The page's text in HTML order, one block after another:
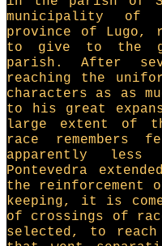
municipality
province of Lugo,
to give to the
parish. After
reaching the
characters as as
to his great
large extent of
race remembers
apparently
Pontevedra
the
keeping, it is
of crossings of
selected, to reach